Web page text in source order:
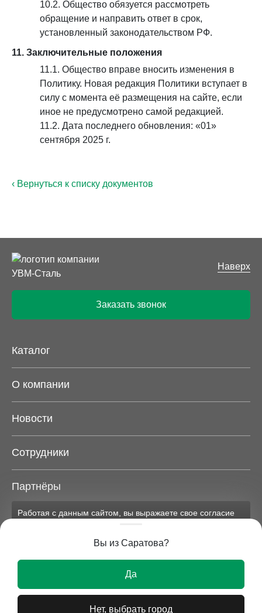
10.2. Общество обязуется рассмотреть
обращение и направить ответ в срок,
установленный законодательством РФ.
11. Заключительные положения
11.1. Общество вправе вносить изменения в
Политику. Новая редакция Политики вступает в
силу с момента её размещения на сайте, если
иное не предусмотрено самой редакцией.
11.2. Дата последнего обновления: «01»
сентября 2025 г.
‹ Вернуться к списку документов
Наверх
Заказать звонок
Каталог
О компании
Новости
Сотрудники
Партнёры
Карта сайта
исключительно информационный характер и ни при
каких условиях не является публичной офертой.
Вы из Саратова?
Да
Нет, выбрать город
Работая с данным сайтом, вы выражаете свое согласие
данных на условиях, изложенных в
соответствующих